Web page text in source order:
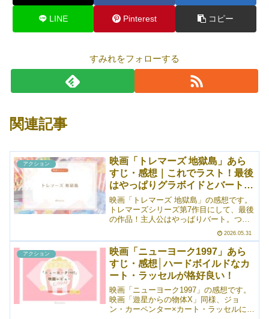
LINE Pinterest コピー
すみれをフォローする
関連記事
アクション
映画「トレマーズ 地獄島」あら
すじ・感想｜これでラスト！最後
はやっぱりグラボイドとバートの
戦い
映画「トレマーズ 地獄島」の感想です。
トレマーズシリーズ第7作目にして、最後
の作品！主人公はやっぱりバート。つま
すね。ここに、グラボイドとのタイマン
を持ってくるのがアツすぎました。グラ
ボイドの登場から始まったこの話を、グ
ラボイドとの戦いで終わらせる。はー！
わかってますねえ！となります。ただ、
個人的に残念に思ったのは、バートの息
子トラヴィスが今作は不在だったことか
な。
2026.05.31
アクション
映画「ニューヨーク1997」あら
すじ・感想│ハードボイルドなカ
ート・ラッセルが格好良い！
映画「ニューヨーク1997」の感想です。
映画「遊星からの物体X」同様、ジョ
ン・カーペンター×カート・ラッセルによ